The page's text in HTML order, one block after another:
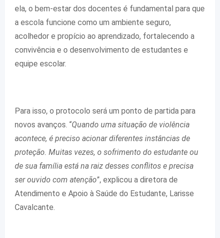
ela, o bem-estar dos docentes é fundamental para que
a escola funcione como um ambiente seguro,
acolhedor e propício ao aprendizado, fortalecendo a
convivência e o desenvolvimento de estudantes e
equipe escolar.
Para isso, o protocolo será um ponto de partida para
novos avanços. “Quando uma situação de violência
acontece, é preciso acionar diferentes instâncias de
proteção. Muitas vezes, o sofrimento do estudante ou
de sua família está na raiz desses conflitos e precisa
ser ouvido com atenção”, explicou a diretora de
Atendimento e Apoio à Saúde do Estudante, Larisse
Cavalcante.